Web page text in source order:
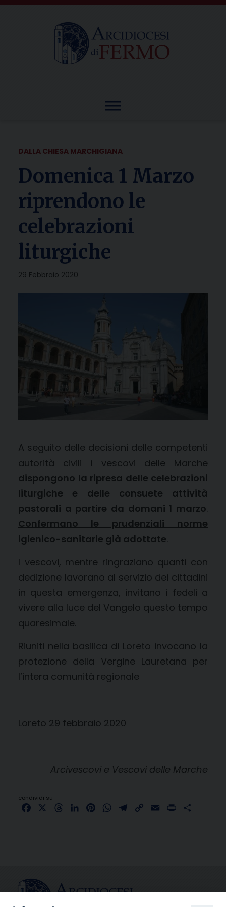
Skip
DALLA CHIESA MARCHIGIANA
Domenica 1 Marzo
riprendono le
celebrazioni
liturgiche
29 Febbraio 2020
A seguito delle decisioni delle competenti
autorità civili i vescovi delle Marche
dispongono la ripresa delle celebrazioni
liturgiche e delle consuete attività
pastorali a partire da domani 1 marzo.
Confermano le prudenziali norme
igienico-sanitarie già adottate.
I vescovi, mentre ringraziano quanti con
dedizione lavorano al servizio dei cittadini
in questa emergenza, invitano i fedeli a
vivere alla luce del Vangelo questo tempo
quaresimale.
Riuniti nella basilica di Loreto invocano la
protezione della Vergine Lauretana per
l’intera comunità regionale
Loreto 29 febbraio 2020
Arcivescovi e Vescovi delle Marche
condividi su
FacebookThreadsLinkedInPinterestWhatsApp
Telegram
Copy Email Print